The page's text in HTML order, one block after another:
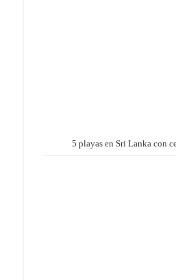
5 playas en Sri Lanka con